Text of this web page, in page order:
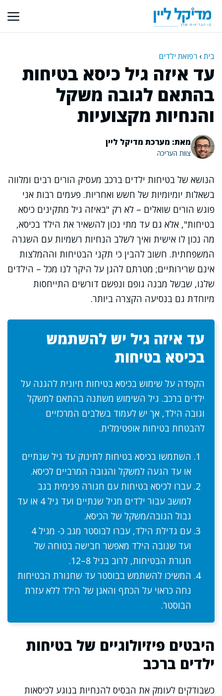
לתוכן
בית› רפואת ילדים
עד איזה גיל כיסא בטיחות
בהתאם לגובה משקל
והנחיות מקצועיות
מאת: מערכת מדיקל ליין
צוות העריכה
הנושא של בטיחות ילדים ברכב מעסיק הורים רבים ומלווה
בשאלות יומיומיות של חשש ואחריות. פעמים רבות אני
פוגש הורים שואלים – לא רק "באיזה גיל מתקינים כיסא
בטיחות", אלא גם עד מתי נכון להשאיר את הילד בכיסא,
מה נכון לו אישית ואיך לשלב הנחיות רשמיות עם השגרה
המשפחתית. חשוב להבין כי תקני הבטיחות וההמלצות
אינם שרירותיים; מטרתם להגן על היקר לנו מכל – הילדים
שלנו, שבשל מבנה גופם ונפשם דורשים התייחסות
מיוחדת גם בנסיעה הקצרה ביותר.
עד איזה גיל יש להשתמש
בכיסא בטיחות
הקפדה על שימוש בכיסא בטיחות חיונית להגנה על
ילדים ברכב. גיל השימוש משתנה בהתאם למשקל
וגובה הילד, אך יש לעמוד בשלבים המרכזיים
להבטחת בטיחות אופטימלית.
השתמשו בכיסא בטיחות לתינוק עד גיל שנתיים
או עד הגעה למשקל והגובה המרביים לכיסא.
עברו לכיסא בטיחות עם חגורה פנימית בגב
למושב עבור ילדים מגיל שנתיים ועד גיל 4 או עד
גבול הגובה/משקל של הכיסא.
עם גדילת הילד, עברו לבוסטר מגב כ- מגיל 4
ועד שגובה הילד מאפשר חבישה בטוחה של
חגורת הבטיחות, לרוב בגיל 8–12.
המשיכו להשתמש בבוסטר עד שחגורת הבטיחות
נחה כראוי על הכתף והאגן של הילד ללא עזרת
הבוסטר.
היבטים פיזיולוגיים של בטיחות
ילדים ברכב
כשבודקים לעומק את הבסיס להנחיות בנוגע לכיסאות